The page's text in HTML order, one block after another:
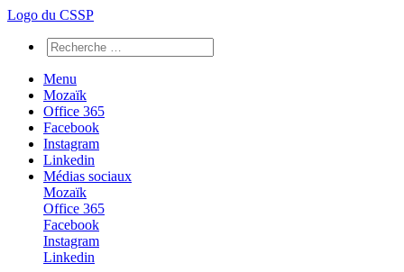
Logo du CSSP
Menu
Mozaïk
Office 365
Facebook
Instagram
Linkedin
Médias sociaux
Mozaïk
Office 365
Facebook
Instagram
Linkedin